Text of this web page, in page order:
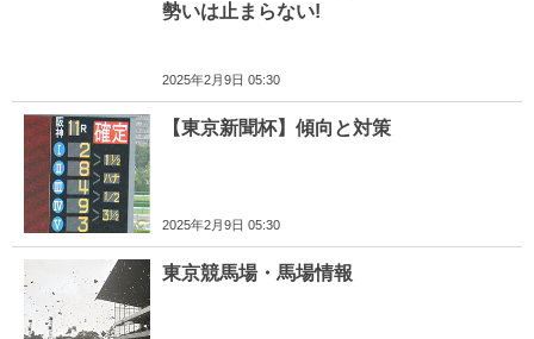
勢いは止まらない!
2025年2月9日 05:30
【東京新聞杯】傾向と対策
2025年2月9日 05:30
東京競馬場・馬場情報